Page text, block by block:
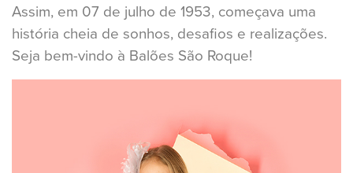
Assim, em 07 de julho de 1953, começava uma
história cheia de sonhos, desafios e realizações.
Seja bem-vindo à Balões São Roque!